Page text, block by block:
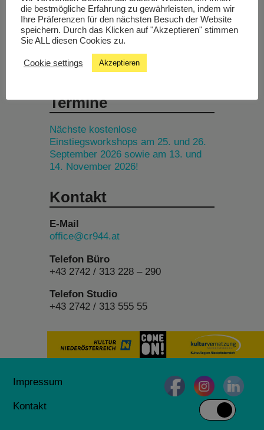
Studiochat
Songfinder
Termine
Nächste kostenlose
Einstiegsworkshops am 25. und 26.
September 2026 sowie am 13. und
14. November 2026!
Kontakt
E-Mail
office@cr944.at
Telefon Büro
+43 2742 / 313 228 – 290
Telefon Studio
+43 2742 / 313 555 55
Impressum
Kontakt
die bestmögliche Erfahrung zu gewährleisten, indem wir
Ihre Präferenzen für den nächsten Besuch der Website
speichern. Durch das Klicken auf "Akzeptieren" stimmen
Sie ALL diesen Cookies zu.
Cookie settings Akzeptieren